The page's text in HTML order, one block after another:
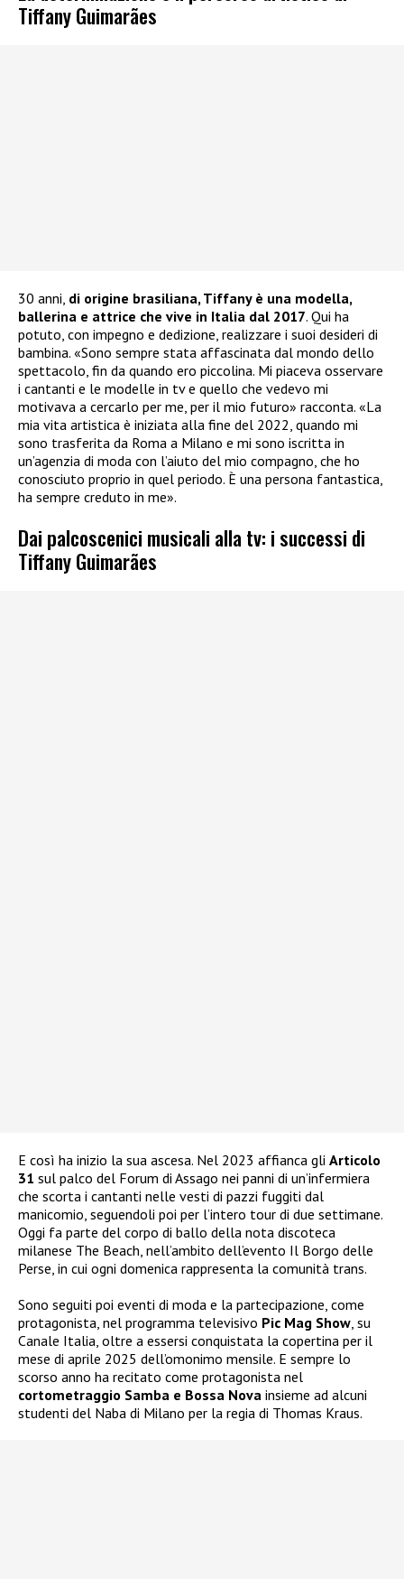
Tiffany Guimarães
30 anni, di origine brasiliana, Tiffany è una modella,
ballerina e attrice che vive in Italia dal 2017. Qui ha
potuto, con impegno e dedizione, realizzare i suoi desideri di
bambina. «Sono sempre stata affascinata dal mondo dello
spettacolo, fin da quando ero piccolina. Mi piaceva osservare
i cantanti e le modelle in tv e quello che vedevo mi
motivava a cercarlo per me, per il mio futuro» racconta. «La
mia vita artistica è iniziata alla fine del 2022, quando mi
sono trasferita da Roma a Milano e mi sono iscritta in
un’agenzia di moda con l’aiuto del mio compagno, che ho
conosciuto proprio in quel periodo. È una persona fantastica,
ha sempre creduto in me».
Dai palcoscenici musicali alla tv: i successi di
Tiffany Guimarães
E così ha inizio la sua ascesa. Nel 2023 affianca gli Articolo
31 sul palco del Forum di Assago nei panni di un’infermiera
che scorta i cantanti nelle vesti di pazzi fuggiti dal
manicomio, seguendoli poi per l’intero tour di due settimane.
Oggi fa parte del corpo di ballo della nota discoteca
milanese The Beach, nell’ambito dell’evento Il Borgo delle
Perse, in cui ogni domenica rappresenta la comunità trans.
Sono seguiti poi eventi di moda e la partecipazione, come
protagonista, nel programma televisivo Pic Mag Show, su
Canale Italia, oltre a essersi conquistata la copertina per il
mese di aprile 2025 dell’omonimo mensile. E sempre lo
scorso anno ha recitato come protagonista nel
cortometraggio Samba e Bossa Nova insieme ad alcuni
studenti del Naba di Milano per la regia di Thomas Kraus.